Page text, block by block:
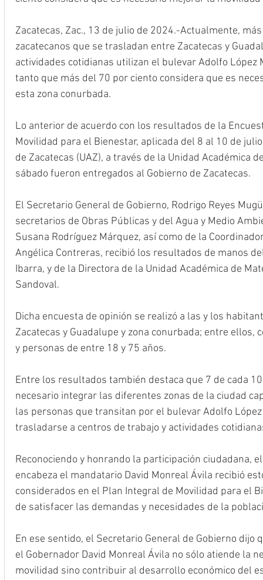
Zacatecas, Zac., 13 de julio de 2024.-Actualmente,
zacatecanos que se trasladan entre Zacatecas y
actividades cotidianas utilizan el bulevar Adolfo López
tanto que más del 70 por ciento considera que es
esta zona conurbada.
Lo anterior de acuerdo con los resultados de la
Movilidad para el Bienestar, aplicada del 8 al 10 de
de Zacatecas (UAZ), a través de la Unidad Académica
sábado fueron entregados al Gobierno de Zacatecas.
El Secretario General de Gobierno, Rodrigo Reyes
secretarios de Obras Públicas y del Agua y Medio
Susana Rodríguez Márquez, así como de la
Angélica Contreras, recibió los resultados de manos
Ibarra, y de la Directora de la Unidad Académica de
Sandoval.
Dicha encuesta de opinión se realizó a las y los
Zacatecas y Guadalupe y zona conurbada; entre ellos,
y personas de entre 18 y 75 años.
Entre los resultados también destaca que 7 de cada
necesario integrar las diferentes zonas de la ciudad
las personas que transitan por el bulevar Adolfo
trasladarse a centros de trabajo y actividades
Reconociendo y honrando la participación ciudadana,
encabeza el mandatario David Monreal Ávila recibió
considerados en el Plan Integral de Movilidad para el
de satisfacer las demandas y necesidades de la
En ese sentido, el Secretario General de Gobierno
el Gobernador David Monreal Ávila no sólo atiende la
movilidad sino contribuir al desarrollo económico del